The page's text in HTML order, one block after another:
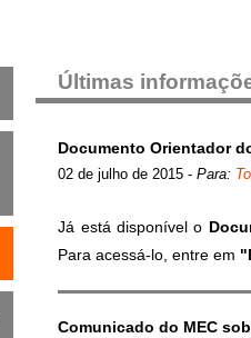
Últimas
Documento Orientador
02 de julho de 2015 - Para:
Já está disponível o
Para acessá-lo, entre em
Comunicado do MEC